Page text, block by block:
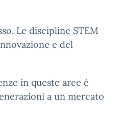
Le discipline STEM
e del
in queste aree è
a un mercato